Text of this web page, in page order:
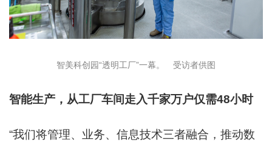
智美科创园“透明工厂”一幕。 受访者供图
智能生产，从工厂车间走入千家万户仅需48小时
“我们将管理、业务、信息技术三者融合，推动数